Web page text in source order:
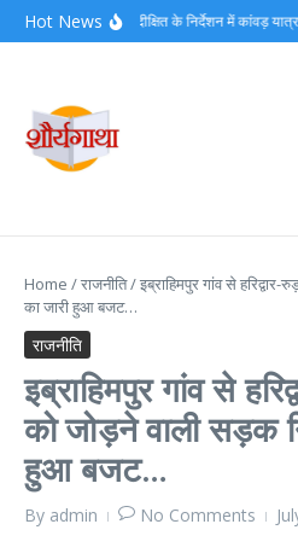
Skip to content
Hot Newsडीएम मयूर दीक्षित के निर्देशन में कांवड़
Home /राजनीति/इब्राहिमपुर गांव से
का जारी हुआ बजट…
राजनीति
इब्राहिमपुर गांव से
को जोड़ने वाली सड़क
हुआ बजट…
By admin No Comments